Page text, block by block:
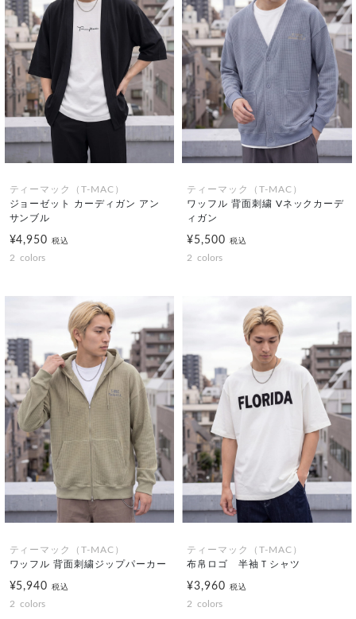
ティーマック（T-MAC）
ジョーゼット カーディガン アン
サンブル
¥4,950税込
2 colors
ティーマック（T-MAC）
ワッフル 背面刺繍 Vネックカーデ
ィガン
¥5,500 税込
2 colors
ティーマック（T-MAC）
ワッフル 背面刺繍ジップパーカー
¥5,940税込
2 colors
ティーマック（T-MAC）
布帛ロゴ 半袖Ｔシャツ
¥3,960 税込
2 colors